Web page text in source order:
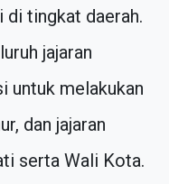
di tingkat daerah.
jajaran
untuk melakukan
dan jajaran
serta Wali Kota.